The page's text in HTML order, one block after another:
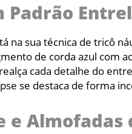
na sua técnica de tricô
de corda azul com
cada detalhe do
se destaca de forma
e Almofadas